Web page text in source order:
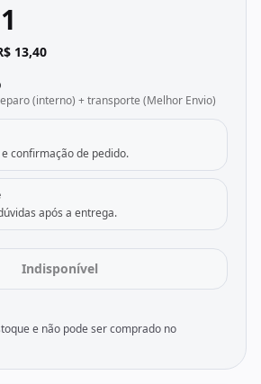
13,40
(interno) + transporte (Melhor Envio)
confirmação de pedido.
após a entrega.
Indisponível
e não pode ser comprado no